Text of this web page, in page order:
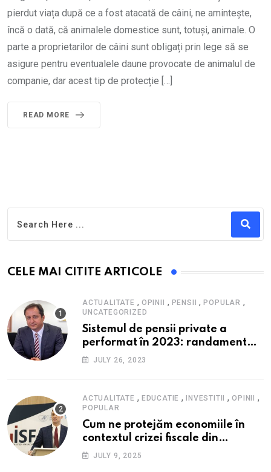
pierdut viața după ce a fost atacată de câini, ne amintește,
încă o dată, că animalele domestice sunt, totuși, animale. O
parte a proprietarilor de câini sunt obligați prin lege să se
asigure pentru eventualele daune provocate de animalul de
companie, dar acest tip de protecție […]
READ MORE
CELE MAI CITITE ARTICOLE
ACTUALITATE , OPINII , PENSII ,POPULAR ,
UNCATEGORIZED
Sistemul de pensii private a
performat în 2023: randament
peste inflație, active și plăți la
cadrul ofertei Hidroelectrica,
reziliența la crize
JULY 26, 2023
ACTUALITATE , EDUCATIE , INVESTITII ,OPINII ,
POPULAR
Cum ne protejăm economiile în
contextul crizei fiscale din
România- Valentin Ionescu,
JULY 9, 2025